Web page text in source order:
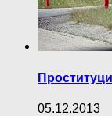
05.12.2013